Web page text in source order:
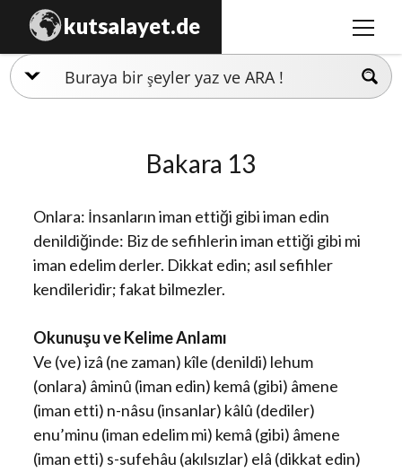
kutsalayet.de
menüyü
İslamiyet
Ezidilik
Hinduizm
Bakara 13
Onlara: İnsanların iman ettiği gibi iman edin
denildiğinde: Biz de sefihlerin iman ettiği gibi mi
iman edelim derler. Dikkat edin; asıl sefihler
kendileridir; fakat bilmezler.
Okunuşu ve Kelime Anlamı
Ve (ve) izâ (ne zaman) kîle (denildi) lehum
(onlara) âminû (iman edin) kemâ (gibi) âmene
(iman etti) n-nâsu (insanlar) kâlû (dediler)
enu’minu (iman edelim mi) kemâ (gibi) âmene
(iman etti) s-sufehâu (akılsızlar) elâ (dikkat edin)